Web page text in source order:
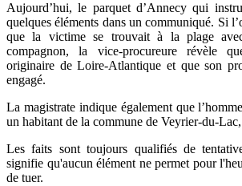
Aujourd’hui, le parquet d’Annecy qui
quelques éléments dans un communiqué. Si
que la victime se trouvait à la plage
compagnon, la vice-procureure révèle
originaire de Loire-Atlantique et que son
engagé.
La magistrate indique également que
un habitant de la commune de Veyrier-du-Lac,
Les faits sont toujours qualifiés de
signifie qu'aucun élément ne permet pour
de tuer.